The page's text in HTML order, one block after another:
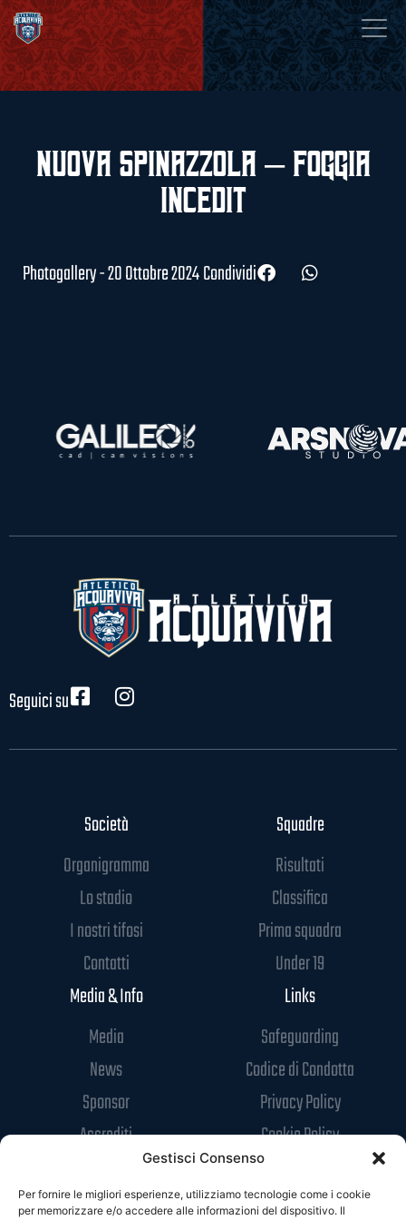
Gestisci Consenso
Per fornire le migliori esperienze, utilizziamo tecnologie come i cookie
per memorizzare e/o accedere alle informazioni del dispositivo. Il
Nuova Spinazzola – Foggia
Incedit
Photogallery - 20 Ottobre 2024Condividi
Seguici su
Società
Organigramma
Lo stadio
I nostri tifosi
Contatti
Squadre
Risultati
Classifica
Prima squadra
Under 19
Media & Info
Media
News
Sponsor
Accrediti
Links
Safeguarding
Codice di Condotta
Privacy Policy
Cookie Policy